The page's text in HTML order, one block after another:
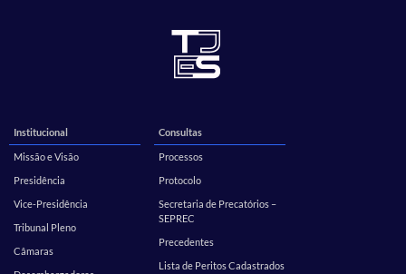
Institucional
Missão e Visão
Presidência
Vice-Presidência
Tribunal Pleno
Câmaras
Consultas
Processos
Protocolo
Secretaria de Precatórios –
SEPREC
Precedentes
Lista de Peritos Cadastrados